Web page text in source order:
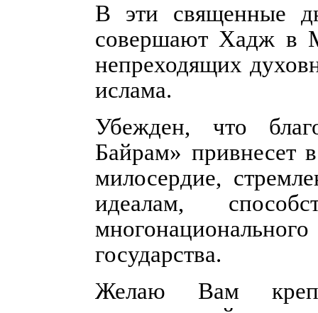
В эти священные
совершают Хадж в
непреходящих
ислама.
Убежден, что
Байрам» привнесет
милосердие,
идеалам,
государства.
Желаю Вам